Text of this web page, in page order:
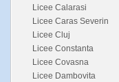
Licee Calarasi
Licee Caras Severin
Licee Cluj
Licee Constanta
Licee Covasna
Licee Dambovita